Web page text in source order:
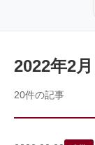
2022年2月
20件の記事